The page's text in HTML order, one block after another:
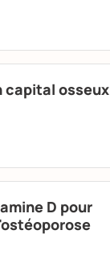
capital osseux
D pour